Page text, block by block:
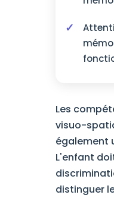
Les
visuo-
également
L'enfant
distinguer